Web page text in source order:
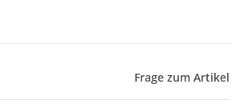
Frage zum Artikel